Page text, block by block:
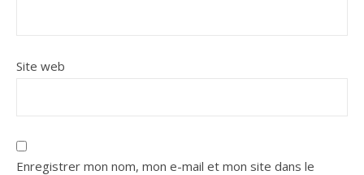
Site web
Enregistrer mon nom, mon e-mail et mon site dans le